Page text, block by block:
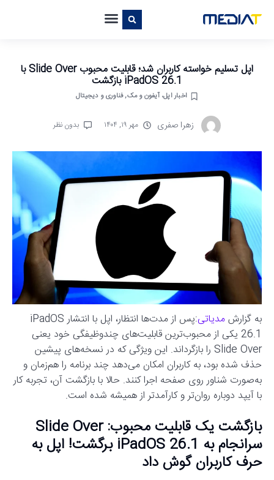
اپل تسلیم خواسته کاربران شد؛ قابلیت محبوب Slide Over با
iPadOS 26.1 بازگشت
اخبار اپل، آیفون و مک,فناوری و دیجیتال
زهرا صفری مهر ۱۹, ۱۴۰۴ بدون نظر
به گزارشمدیاتی
:پس از مدت‌ها انتظار، اپل با انتشار iPadOS
26.1 یکی از محبوب‌ترین قابلیت‌های چندوظیفگی خود یعنی
Slide Over را بازگرداند. این ویژگی که در نسخه‌های پیشین
حذف شده بود، به کاربران امکان می‌دهد چند برنامه را هم‌زمان و
به‌صورت شناور روی صفحه اجرا کنند. حالا با بازگشت آن، تجربه کار
با آیپد دوباره روان‌تر و کارآمدتر از همیشه شده است.
بازگشت یک قابلیت محبوب: Slide Over
سرانجام به iPadOS 26.1 برگشت! اپل به
حرف کاربران گوش داد